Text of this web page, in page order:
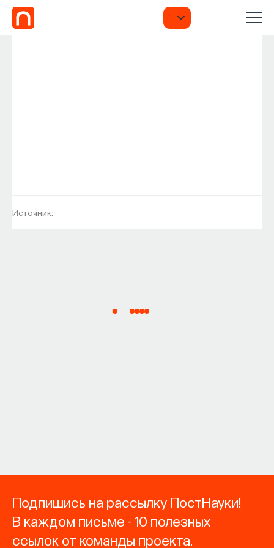
Источник:
Подпишись на рассылку ПостНауки!
В каждом письме - 10 полезных
ссылок от команды проекта.